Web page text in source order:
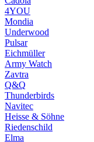
4YOU
Mondia
Underwood
Pulsar
Eichmüller
Army Watch
Zavtra
Q&Q
Thunderbirds
Navitec
Heisse & Söhne
Riedenschild
Elma